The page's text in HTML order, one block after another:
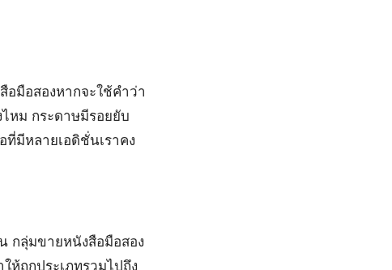
อมือสองหากจะใช้คำว่า
หม กระดาษมีรอยยับ
มีหลายเอดิชั่นเราคง
กลุ่มขายหนังสือมือสอง
ห้ถูกประเภทรวมไปถึง